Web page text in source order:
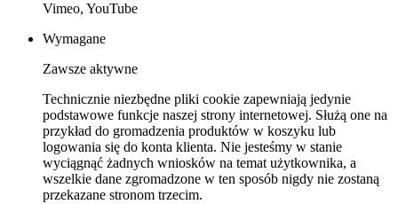
Vimeo, YouTube
Wymagane
Zawsze aktywne
Technicznie niezbędne pliki cookie zapewniają jedynie
podstawowe funkcje naszej strony internetowej. Służą one na
przykład do gromadzenia produktów w koszyku lub
logowania się do konta klienta. Nie jesteśmy w stanie
wyciągnąć żadnych wniosków na temat użytkownika, a
wszelkie dane zgromadzone w ten sposób nigdy nie zostaną
przekazane stronom trzecim.